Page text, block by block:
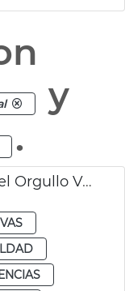
y
.
tráfico manifestación Día del Orgullo València